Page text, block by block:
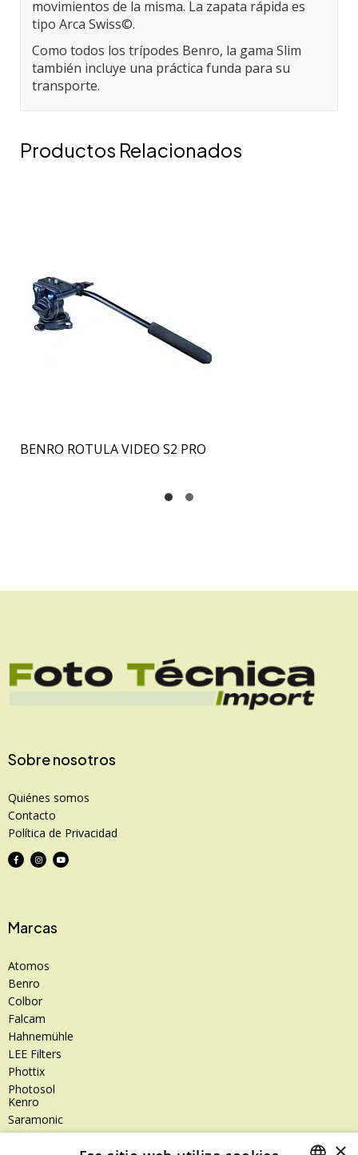
movimientos de la misma. La zapata rápida es
tipo Arca Swiss©.
Como todos los trípodes Benro, la gama Slim
también incluye una práctica funda para su
transporte.
Productos Relacionados
BENRO ROTULA VIDEO S2 PRO
Sobre nosotros
Quiénes somos
Contacto
Política de Privacidad
Marcas
Atomos
Benro
Colbor
Falcam
Hahnemühle
LEE Filters
Phottix
Photosol
Kenro
Saramonic
Shimoda